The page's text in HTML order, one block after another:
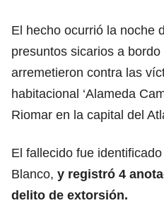
El hecho ocurrió la noche
presuntos sicarios a
arremetieron contra las
habitacional ‘Alameda
Riomar en la capital del
El fallecido fue
Blanco, y registró 4
delito de extorsión.